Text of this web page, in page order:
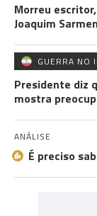
Morreu
Joaquim
GUERRA NO
Presidente diz
mostra
ANÁLISE
É preciso